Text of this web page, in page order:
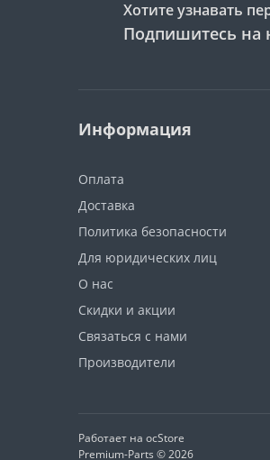
Хотите узнавать
Подпишитесь на
Информация
Оплата
Доставка
Политика безопасности
Для юридических лиц
О нас
Скидки и акции
Связаться с нами
Производители
Работает на ocStore
Premium-Parts © 2026